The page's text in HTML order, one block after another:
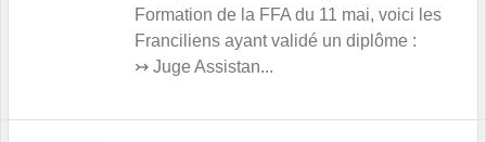
Formation de la FFA du 11 mai, voici les
Franciliens ayant validé un diplôme :
↣ Juge Assistan...